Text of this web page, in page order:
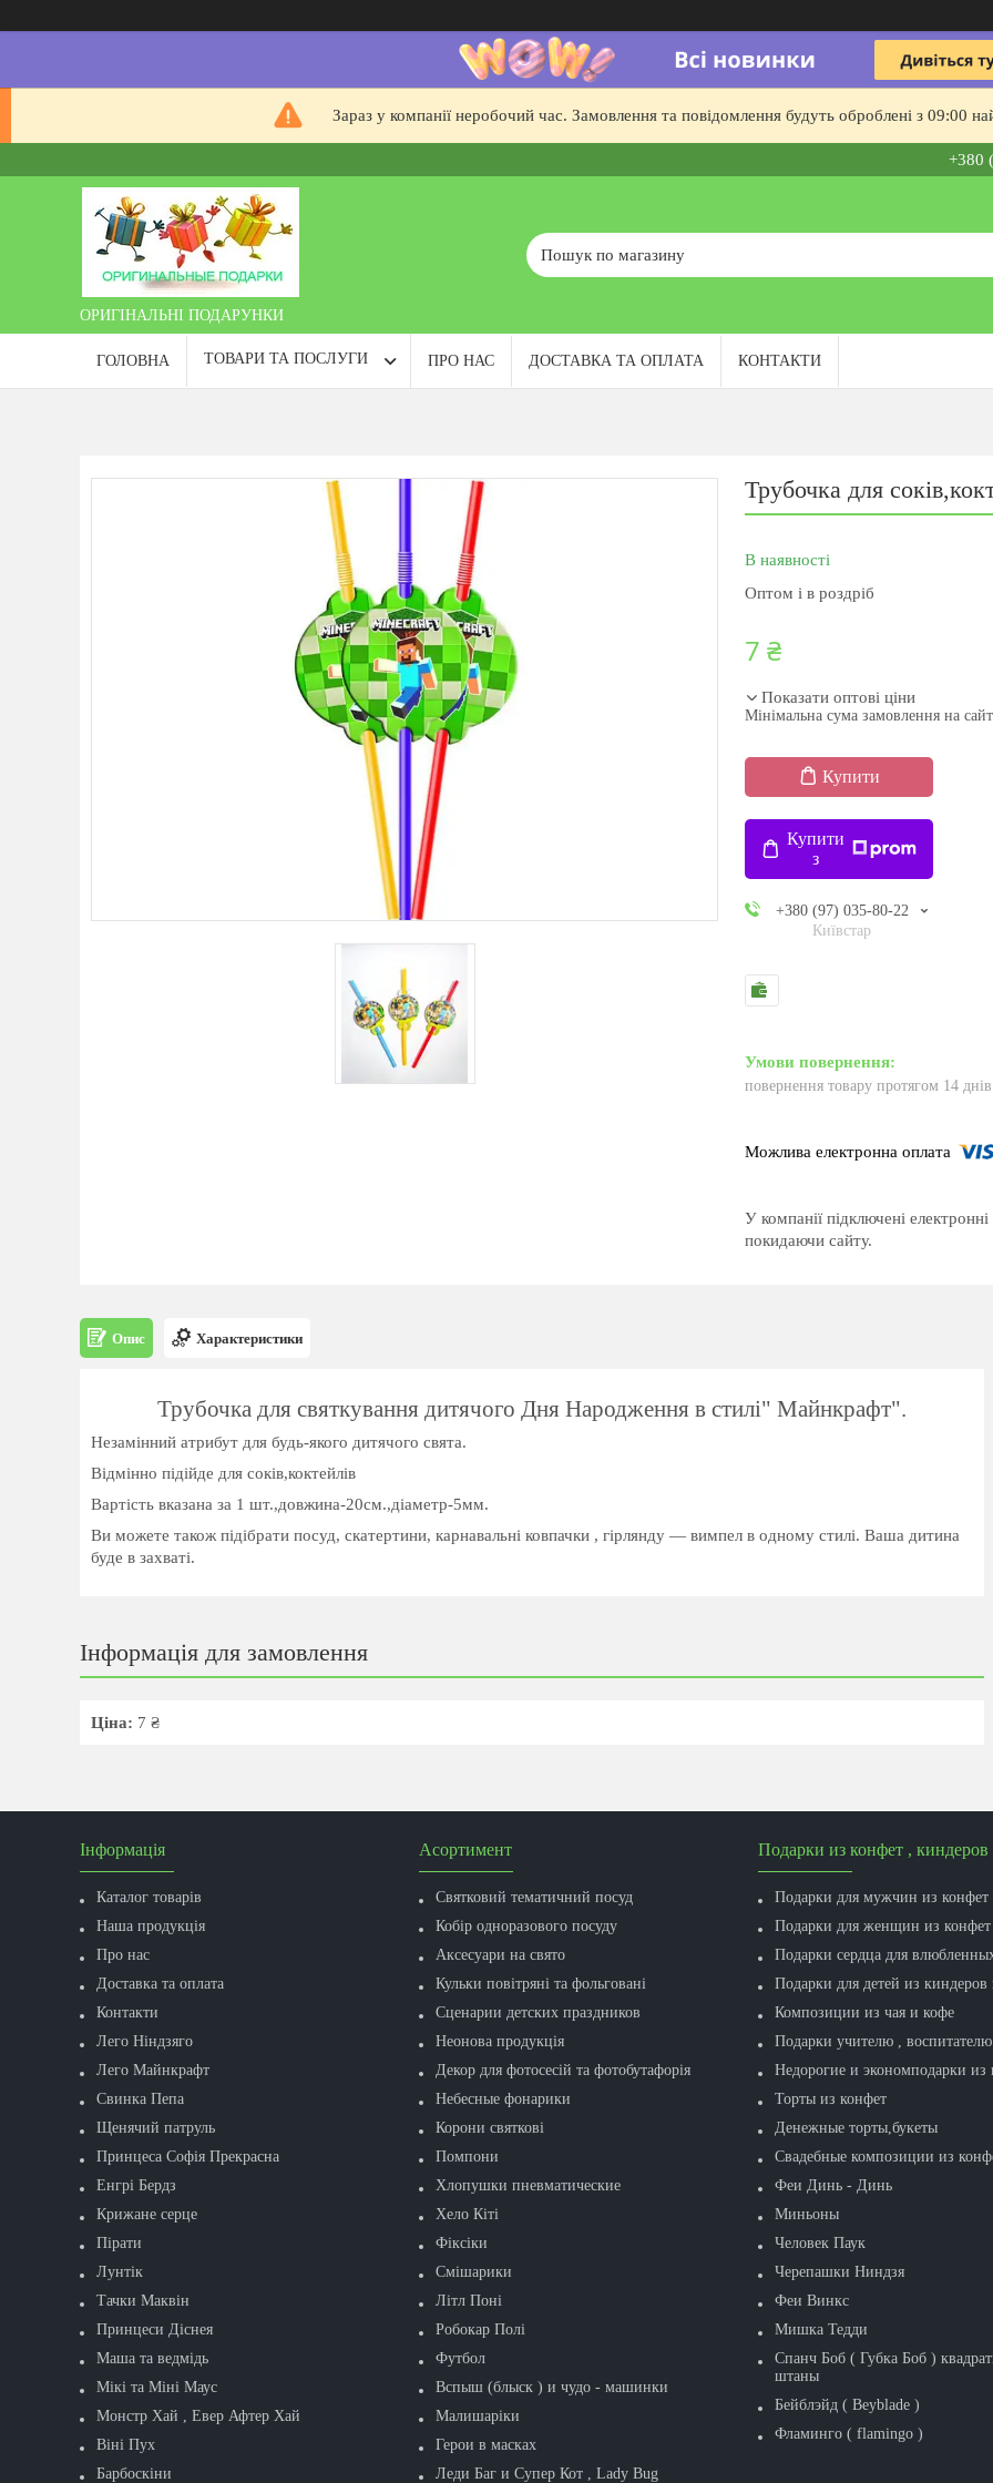
Зараз у компанії неробочий час. Замовлення та повідомлення будуть оброблені з 09:00
+380
ОРИГІНАЛЬНІ ПОДАРУНКИ
ГОЛОВНА ТОВАРИ ТА ПОСЛУГИ ПРО НАС ДОСТАВКА ТА ОПЛАТА КОНТАКТИ
Трубочка для
В наявності
Оптом і в роздріб
7 ₴
Показати оптові ціни
Мінімальна сума замовлення на
Купити
Купити
з
+380 (97) 035-80-22
Київстар
повернення товару протягом 14 днів
У компанії підключені
покидаючи сайту.
Опис Характеристики
Трубочка для святкування дитячого Дня Народження в стилі" Майнкрафт".
Незамінний атрибут для будь-якого дитячого свята.
Відмінно підійде для соків,коктейлів
Вартість вказана за 1 шт.,довжина-20см.,діаметр-5мм.
Ви можете також підібрати посуд, скатертини, карнавальні ковпачки , гірлянду ― вимпел в одному стилі. Ваша дитина
буде в захваті.
Інформація для замовлення
Ціна: 7 ₴
Інформація
Каталог товарів
Наша продукція
Про нас
Доставка та оплата
Контакти
Лего Ніндзяго
Лего Майнкрафт
Свинка Пепа
Щенячий патруль
Принцеса Софія Прекрасна
Енгрі Бердз
Крижане серце
Пірати
Лунтік
Тачки Маквін
Принцеси Діснея
Маша та ведмідь
Мікі та Міні Маус
Монстр Хай , Евер Афтер Хай
Віні Пух
Барбоскіни
Асортимент
Святковий тематичний посуд
Кобір одноразового посуду
Аксесуари на свято
Кульки повітряні та фольговані
Сценарии детских праздников
Неонова продукція
Декор для фотосесій та фотобутафорія
Небесные фонарики
Корони святкові
Помпони
Хлопушки пневматические
Хело Кіті
Фіксіки
Смішарики
Літл Поні
Робокар Полі
Футбол
Вспыш (блыск ) и чудо - машинки
Малишаріки
Герои в масках
Леди Баг и Супер Кот , Lady Bug
Подарки из конфет , киндеров
Подарки для мужчин из конфет
Подарки для женщин из конфет
Подарки сердца для
Подарки для детей из киндеров
Композиции из чая и кофе
Подарки учителю ,
Недорогие и экономподарки из
Торты из конфет
Денежные торты,букеты
Свадебные композиции из
Феи Динь - Динь
Миньоны
Человек Паук
Черепашки Ниндзя
Феи Винкс
Мишка Тедди
Спанч Боб ( Губка Боб )
штаны
Бейблэйд ( Beyblade )
Фламинго ( flamingo )